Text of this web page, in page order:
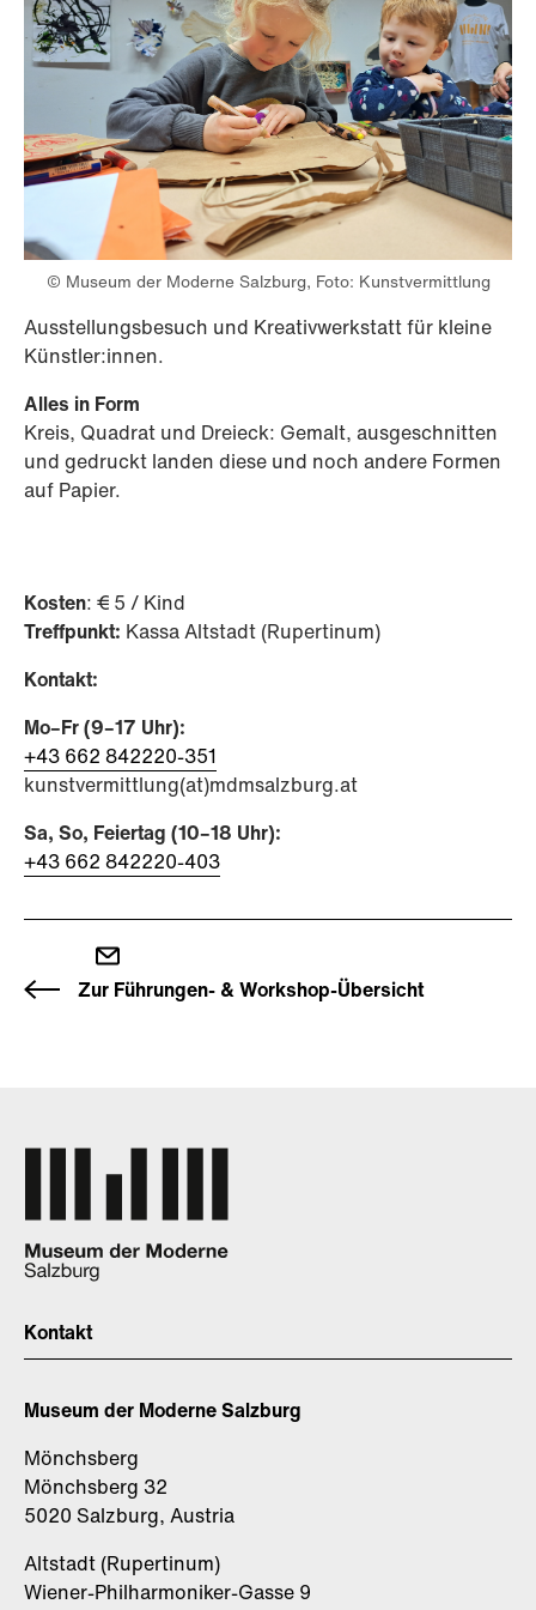
© Museum der Moderne Salzburg, Foto: Kunstvermittlung
Ausstellungsbesuch und Kreativwerkstatt für kleine
Künstler:innen.
Alles in Form
Kreis, Quadrat und Dreieck: Gemalt, ausgeschnitten
und gedruckt landen diese und noch andere Formen
auf Papier.
Kosten: € 5 / Kind
Treffpunkt: Kassa Altstadt (Rupertinum)
Kontakt:
Mo–Fr (9–17 Uhr):
+43 662 842220-351
kunstvermittlung(at)mdmsalzburg.at
Sa, So, Feiertag (10–18 Uhr):
+43 662 842220-403
Zur Führungen- & Workshop-Übersicht
Kontakt
Museum der Moderne Salzburg
Mönchsberg
Mönchsberg 32
5020 Salzburg, Austria
Altstadt (Rupertinum)
Wiener-Philharmoniker-Gasse 9